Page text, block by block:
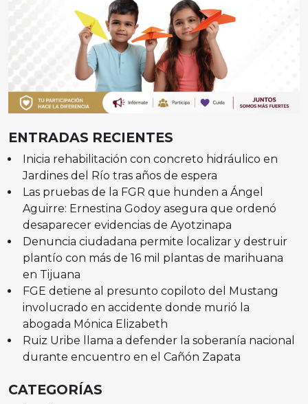
ENTRADAS RECIENTES
Inicia rehabilitación con concreto hidráulico en
Jardines del Río tras años de espera
Las pruebas de la FGR que hunden a Ángel
Aguirre: Ernestina Godoy asegura que ordenó
desaparecer evidencias de Ayotzinapa
Denuncia ciudadana permite localizar y destruir
plantío con más de 16 mil plantas de marihuana
en Tijuana
FGE detiene al presunto copiloto del Mustang
involucrado en accidente donde murió la
abogada Mónica Elizabeth
Ruiz Uribe llama a defender la soberanía nacional
durante encuentro en el Cañón Zapata
CATEGORÍAS